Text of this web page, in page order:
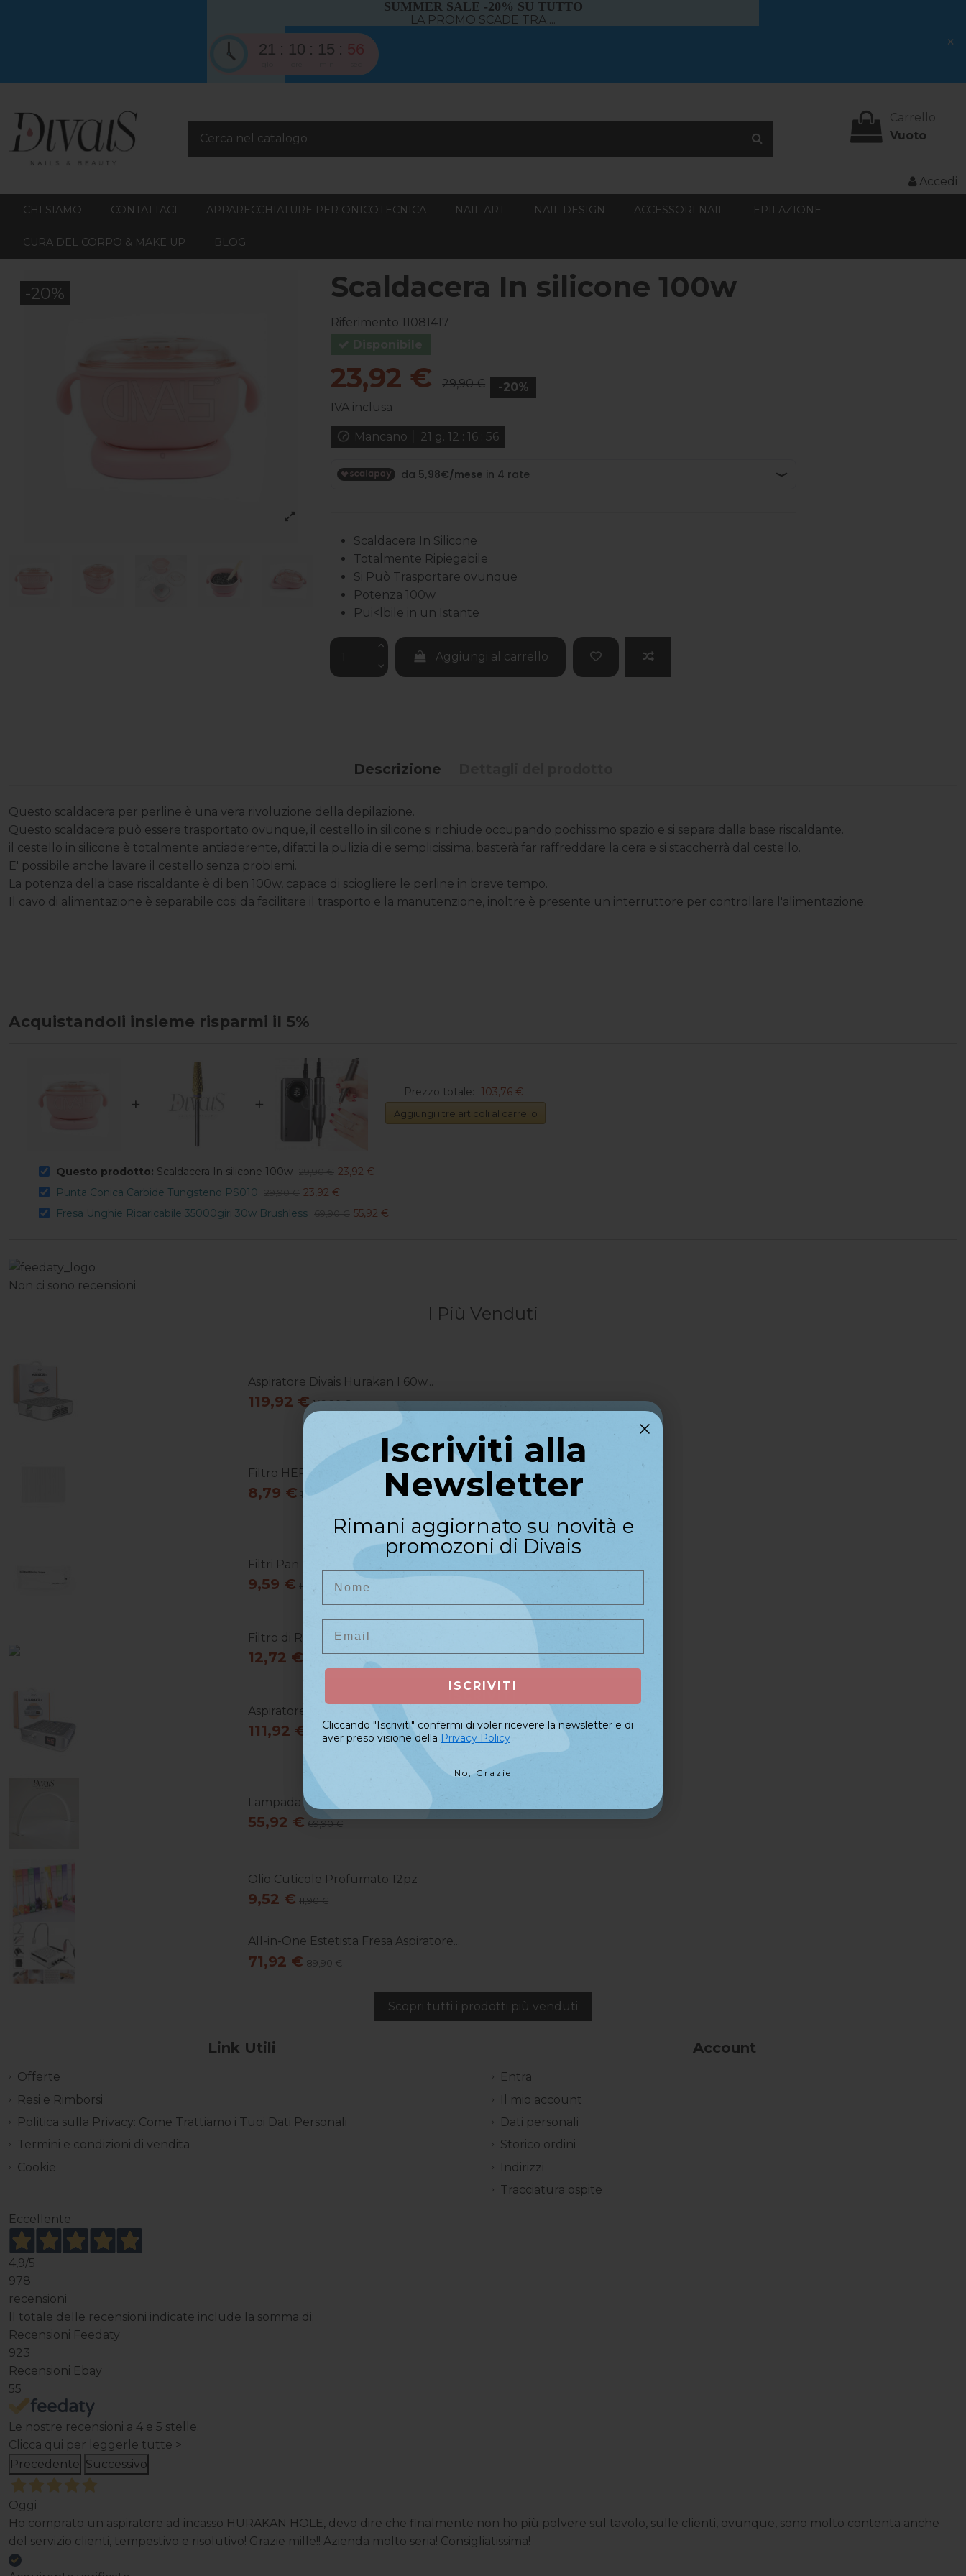
SUMMER SALE -20% SU TUTTO
LA PROMO SCADE TRA....
21 10 15 55 ×
Carrello
Vuoto
Accedi
CHI SIAMO CONTATTACI APPARECCHIATURE PER ONICOTECNICA NAIL ART NAIL DESIGN ACCESSORI NAIL EPILAZIONE
CURA DEL CORPO & MAKE UP BLOG
-20% Scaldacera In silicone 100w
Riferimento 11081417
23,92 € 29,90 €
-20%
IVA inclusa
Mancano 21 g. 12 : 16: 55
Scaldacera In Silicone
Totalmente Ripiegabile
Si Può Trasportare ovunque
Potenza 100w
Pui<lbile in un Istante
Aggiungi al carrello
Descrizione
Questo scaldacera per perline è una vera rivoluzione della depilazione.
Questo scaldacera può essere trasportato ovunque, il cestello in silicone si richiude occupando pochissimo spazio e si separa dalla base riscaldante.
il cestello in silicone è totalmente antiaderente, difatti la pulizia di e semplicissima, basterà far raffreddare la cera e si staccherrà dal cestello.
E' possibile anche lavare il cestello senza problemi.
La potenza della base riscaldante è di ben 100w, capace di sciogliere le perline in breve tempo.
Il cavo di alimentazione è separabile cosi da facilitare il trasporto e la manutenzione, inoltre è presente un interruttore per controllare l'alimentazione.
Acquistandoli insieme risparmi il 5%
+ +
Prezzo totale: 103,76 €
Aggiungi i tre articoli al carrello
Questo prodotto: Scaldacera In silicone 100w
23,92 €
Punta Conica Carbide Tungsteno PS010
23,92 €
Fresa Unghie Ricaricabile 35000giri 30w Brushless
55,92 €
Non ci sono recensioni
I Più Venduti
Aspiratore Divais Hurakan I 60w...
119,92 € 149,90 €
Filtro HEPA Aspiratore Hurakan I,...
8,79 € 10,99 €
Filtri Pan Per Aspiratore Hurakan
9,59 € 11,99 €
Filtro di Ricambio HEPA per...
12,72 €
Aspiratore Polveri Unghie Hurakan Fly...
111,92 €
Lampada Da Tavolo Curva Moon Light...
55,92 € 69,90 €
Olio Cuticole Profumato 12pz
9,52 € 11,90 €
All-in-One Estetista Fresa Aspiratore...
71,92 € 89,90 €
Scopri tutti i prodotti più venduti
Link Utili
Offerte
Resi e Rimborsi
Politica sulla Privacy: Come Trattiamo i Tuoi Dati Personali
Termini e condizioni di vendita
Cookie
Account
Entra
Il mio account
Dati personali
Storico ordini
Indirizzi
Tracciatura ospite
Eccellente
4,9/5
978
recensioni
Il totale delle recensioni indicate include la somma di:
Recensioni Feedaty
923
Recensioni Ebay
55
Le nostre recensioni a 4 e 5 stelle.
Clicca qui per leggerle tutte >
Precedente Successivo
Oggi
Ho comprato un aspiratore ad incasso HURAKAN HOLE, devo dire che finalmente non ho più polvere sul tavolo, sulle clienti, ovunque, sono molto contenta anche
del servizio clienti, tempestivo e risolutivo! Grazie mille!! Azienda molto seria! Consigliatissima!
Iscriviti alla
Newsletter
Riceverai un codice sconto di
benvenuto del10%sul primo
acquisto
Nome
Email
Cliccando "Iscriviti" confermi di voler ricevere la newsletter e di
aver preso visione della
Privacy Policy
Iscriviti alla
Newsletter
Rimani aggiornato su novità e
promozoni di Divais
Nome
ISCRIVITI
Cliccando "Iscriviti" confermi di voler ricevere la newsletter e di
aver preso visione della Privacy Policy
No, Grazie